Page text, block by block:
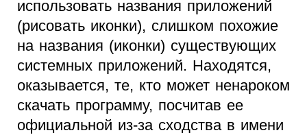
использовать названия приложений
(рисовать иконки), слишком похожие
на названия (иконки) существующих
системных приложений. Находятся,
оказывается, те, кто может ненароком
скачать программу, посчитав ее
официальной из-за сходства в имени